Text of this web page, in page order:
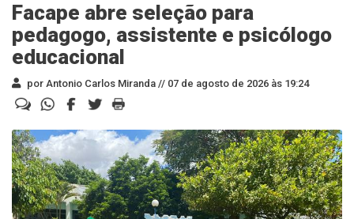
Facape abre seleção para
pedagogo, assistente e psicólogo
educacional
por Antonio Carlos Miranda // 07 de agosto de 2026 às 19:24